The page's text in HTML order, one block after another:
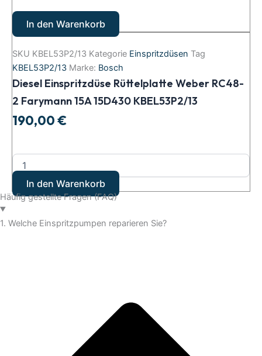
In den Warenkorb
SKU KBEL53P2/13 Kategorie Einspritzdüsen Tag
KBEL53P2/13 Marke: Bosch
Diesel Einspritzdüse Rüttelplatte Weber RC48-
2 Farymann 15A 15D430 KBEL53P2/13
190,00€
In den Warenkorb
Häufig gestellte Fragen (FAQ)
1. Welche Einspritzpumpen reparieren Sie?